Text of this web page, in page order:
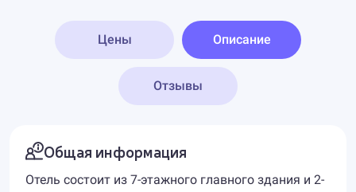
Цены Описание
Отзывы
Общая информация
Отель состоит из 7-этажного главного здания и 2-